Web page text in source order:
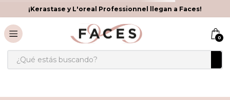
¡Kerastase y L'oreal Professionnel llegan a Faces!
0
¿Qué estás buscando?